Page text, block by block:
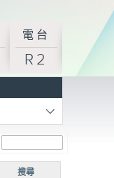
電台
R2
搜尋